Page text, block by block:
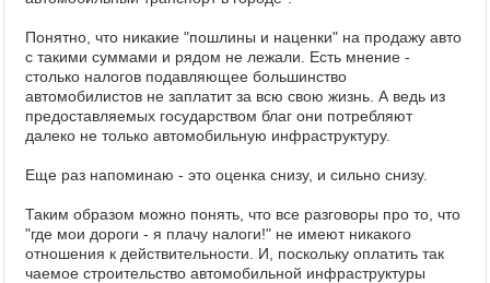
Понятно, что никакие "пошлины и наценки" на продажу авто
с такими суммами и рядом не лежали. Есть мнение -
столько налогов подавляющее большинство
автомобилистов не заплатит за всю свою жизнь. А ведь из
предоставляемых государством благ они потребляют
далеко не только автомобильную инфраструктуру.
Еще раз напоминаю - это оценка снизу, и сильно снизу.
Таким образом можно понять, что все разговоры про то, что
"где мои дороги - я плачу налоги!" не имеют никакого
отношения к действительности. И, поскольку оплатить так
чаемое строительство автомобильной инфраструктуры